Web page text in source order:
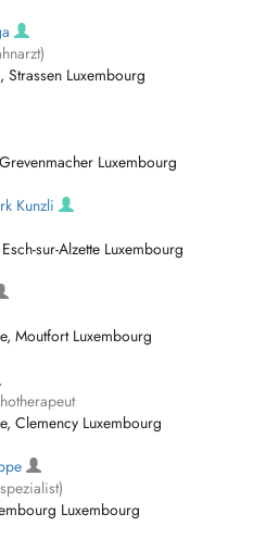
Strassen Luxembourg
Luxembourg
Kunzli
sur-Alzette Luxembourg
Moutfort Luxembourg
Clemency Luxembourg
Luxembourg